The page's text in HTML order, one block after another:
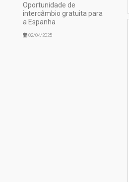
Oportunidade de
intercâmbio gratuita para
a Espanha
02/04/2025